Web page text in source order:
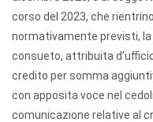
corso del 2023, che
normativamente previsti,
consueto, attribuita
credito per somma
con apposita voce nel
comunicazione relative al